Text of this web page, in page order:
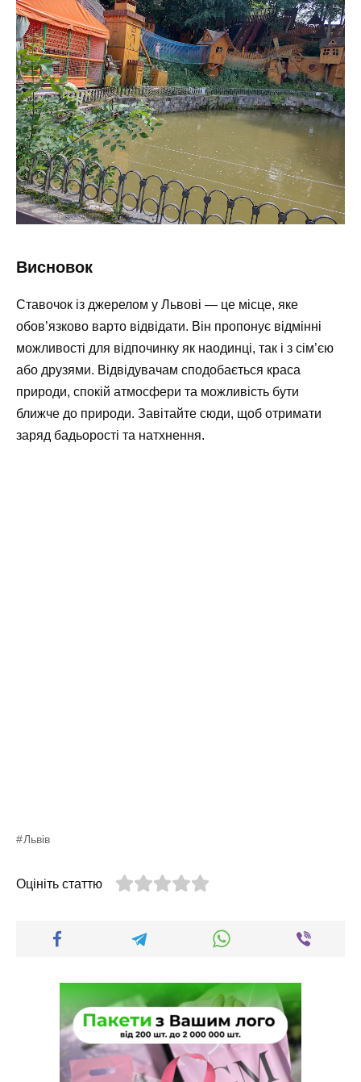
Висновок
Ставочок із джерелом у Львові — це місце, яке
обов’язково варто відвідати. Він пропонує відмінні
можливості для відпочинку як наодинці, так і з сім’єю
або друзями. Відвідувачам сподобається краса
природи, спокій атмосфери та можливість бути
ближче до природи. Завітайте сюди, щоб отримати
заряд бадьорості та натхнення.
Львів
Оцініть статтю